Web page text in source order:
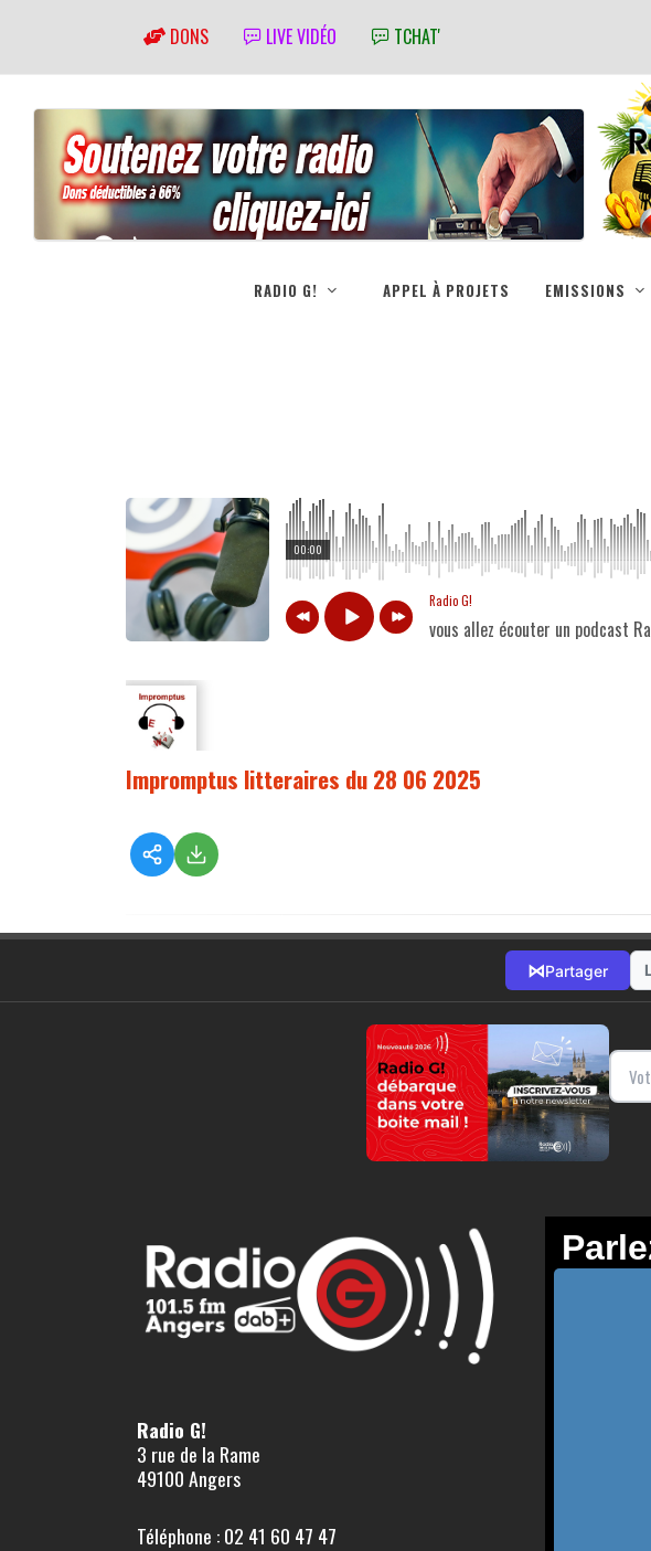
DONS LIVE VIDÉO TCHAT'
RADIO G! APPEL À PROJETS EMISSIONS
00:00
Radio G!
vous allez écouter un podcast
Impromptus litteraires du 28 06 2025
⋈Partager
Radio G!
3 rue de la Rame
49100 Angers
Téléphone : 02 41 60 47 47